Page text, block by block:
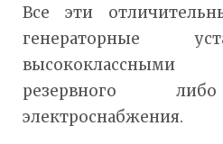
Все эти
генераторные
резервного
электроснабжения.